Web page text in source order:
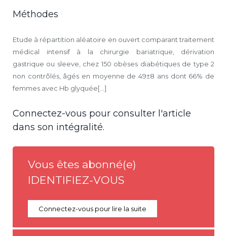
Méthodes
Etude à répartition aléatoire en ouvert comparant traitement
médical intensif à la chirurgie bariatrique, dérivation
gastrique ou sleeve, chez 150 obèses diabétiques de type 2
non contrôlés, âgés en moyenne de 49±8 ans dont 66% de
femmes avec Hb glyquée[...]
Connectez-vous pour consulter l'article
dans son intégralité.
Vous êtes abonné(e)
IDENTIFIEZ-VOUS
Connectez-vous pour lire la suite